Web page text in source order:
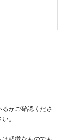
るかご確認くださ
。